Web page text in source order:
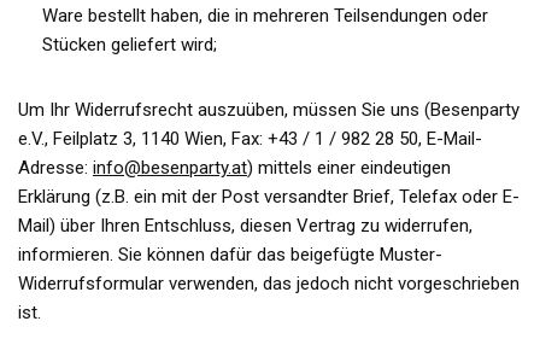
Ware bestellt haben, die in mehreren Teilsendungen oder
Stücken geliefert wird;
Um Ihr Widerrufsrecht auszuüben, müssen Sie uns (Besenparty
e.V., Feilplatz 3, 1140 Wien, Fax: +43 / 1 / 982 28 50, E-Mail-
Adresse: info@besenparty.at) mittels einer eindeutigen
Erklärung (z.B. ein mit der Post versandter Brief, Telefax oder E-
Mail) über Ihren Entschluss, diesen Vertrag zu widerrufen,
informieren. Sie können dafür das beigefügte Muster-
Widerrufsformular verwenden, das jedoch nicht vorgeschrieben
ist.